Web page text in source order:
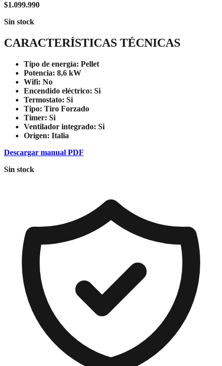
$1.099.990
Sin stock
CARACTERÍSTICAS TÉCNICAS
Tipo de energía: Pellet
Potencia: 8,6 kW
Wifi: No
Encendido eléctrico: Si
Termostato: Si
Tipo: Tiro Forzado
Timer: Si
Ventilador integrado: Si
Origen: Italia
Descargar manual PDF
Sin stock